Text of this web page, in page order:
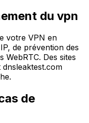
du vpn
votre VPN en
de prévention des
WebRTC. Des sites
dnsleaktest.com
de